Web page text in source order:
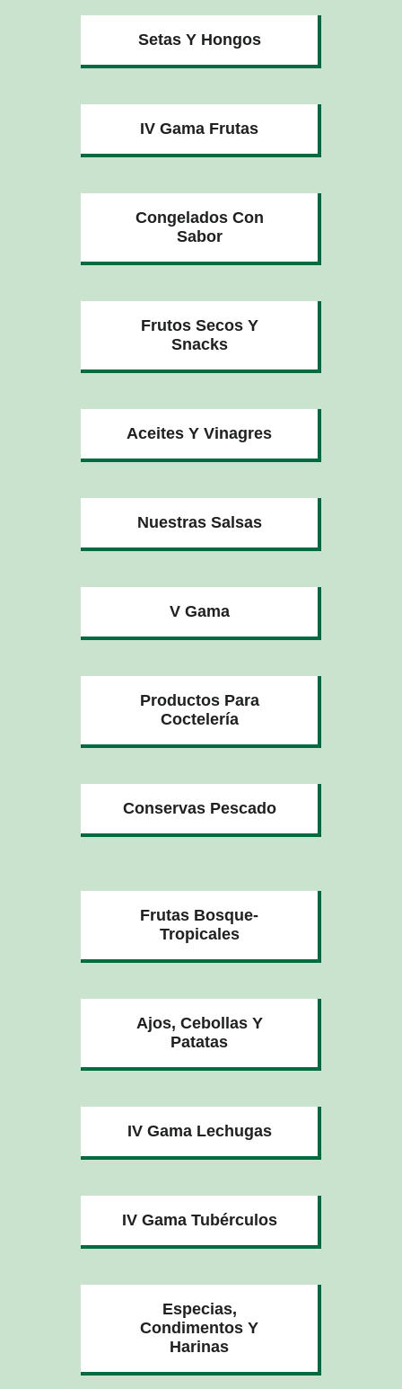
Setas Y Hongos
IV Gama Frutas
Congelados Con
Sabor
Frutos Secos Y
Snacks
Aceites Y Vinagres
Nuestras Salsas
V Gama
Productos Para
Coctelería
Conservas Pescado
Frutas Bosque-
Tropicales
Ajos, Cebollas Y
Patatas
IV Gama Lechugas
IV Gama Tubérculos
Especias,
Condimentos Y
Harinas